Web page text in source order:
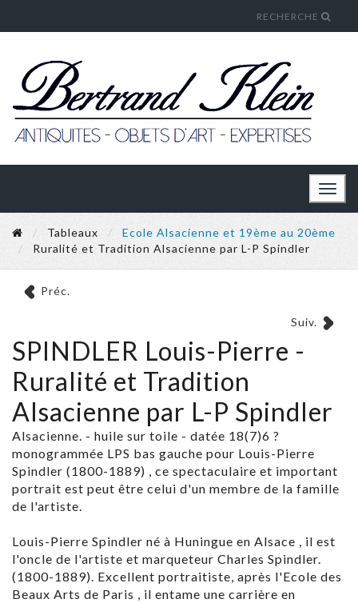
RECHERCHE
Tableaux
Ecole Alsacienne et 19ème au 20ème
Ruralité et Tradition Alsacienne par L-P Spindler
Préc.
Suiv.
SPINDLER Louis-Pierre -
Ruralité et Tradition
Alsacienne par L-P Spindler
Alsacienne. - huile sur toile - datée 18(7)6 ?
monogrammée LPS bas gauche pour Louis-Pierre
Spindler (1800-1889) , ce spectaculaire et important
portrait est peut être celui d'un membre de la famille
de l'artiste.
Louis-Pierre Spindler né à Huningue en Alsace , il est
l'oncle de l'artiste et marqueteur Charles Spindler.
(1800-1889). Excellent portraitiste, après l'Ecole des
Beaux Arts de Paris , il entame une carrière en